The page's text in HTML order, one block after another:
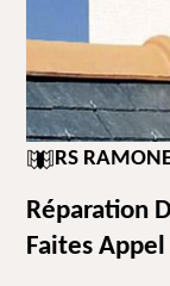
RS
Réparation
Faites